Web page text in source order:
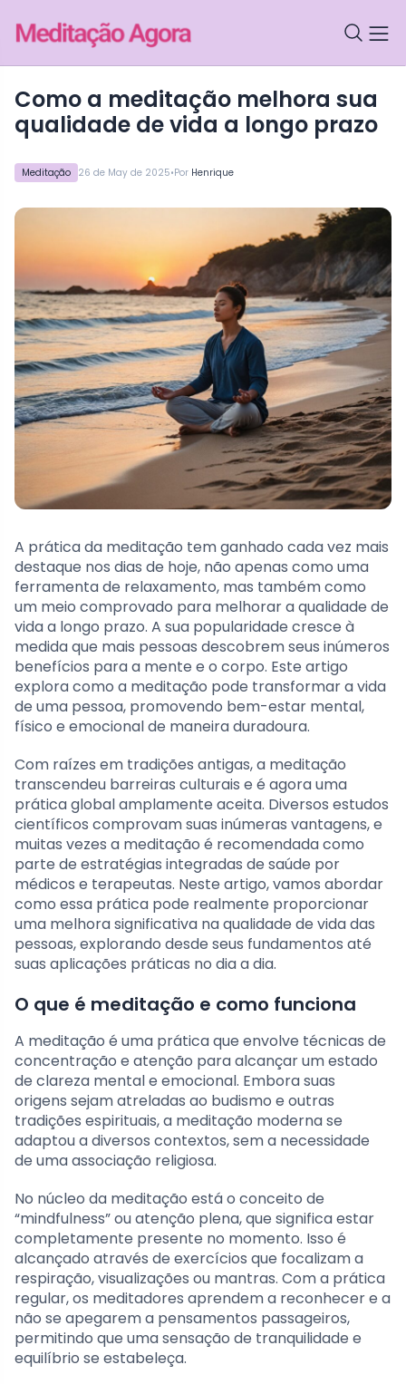
Meditação 26 de May de 2025•Por Henrique
Como a meditação melhora sua
qualidade de vida a longo prazo
A prática da meditação tem ganhado cada vez mais
destaque nos dias de hoje, não apenas como uma
ferramenta de relaxamento, mas também como
um meio comprovado para melhorar a qualidade de
vida a longo prazo. A sua popularidade cresce à
medida que mais pessoas descobrem seus inúmeros
benefícios para a mente e o corpo. Este artigo
explora como a meditação pode transformar a vida
de uma pessoa, promovendo bem-estar mental,
físico e emocional de maneira duradoura.
Com raízes em tradições antigas, a meditação
transcendeu barreiras culturais e é agora uma
prática global amplamente aceita. Diversos estudos
científicos comprovam suas inúmeras vantagens, e
muitas vezes a meditação é recomendada como
parte de estratégias integradas de saúde por
médicos e terapeutas. Neste artigo, vamos abordar
como essa prática pode realmente proporcionar
uma melhora significativa na qualidade de vida das
pessoas, explorando desde seus fundamentos até
suas aplicações práticas no dia a dia.
O que é meditação e como funciona
A meditação é uma prática que envolve técnicas de
concentração e atenção para alcançar um estado
de clareza mental e emocional. Embora suas
origens sejam atreladas ao budismo e outras
tradições espirituais, a meditação moderna se
adaptou a diversos contextos, sem a necessidade
de uma associação religiosa.
No núcleo da meditação está o conceito de
“mindfulness” ou atenção plena, que significa estar
completamente presente no momento. Isso é
alcançado através de exercícios que focalizam a
respiração, visualizações ou mantras. Com a prática
regular, os meditadores aprendem a reconhecer e a
não se apegarem a pensamentos passageiros,
permitindo que uma sensação de tranquilidade e
equilíbrio se estabeleça.